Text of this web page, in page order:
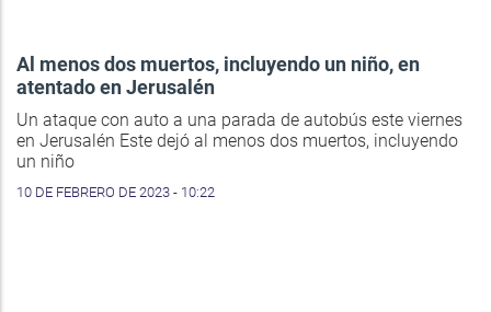
Al menos dos muertos, incluyendo un niño, en
atentado en Jerusalén
Un ataque con auto a una parada de autobús este viernes
en Jerusalén Este dejó al menos dos muertos, incluyendo
un niño
10 DE FEBRERO DE 2023 - 10:22